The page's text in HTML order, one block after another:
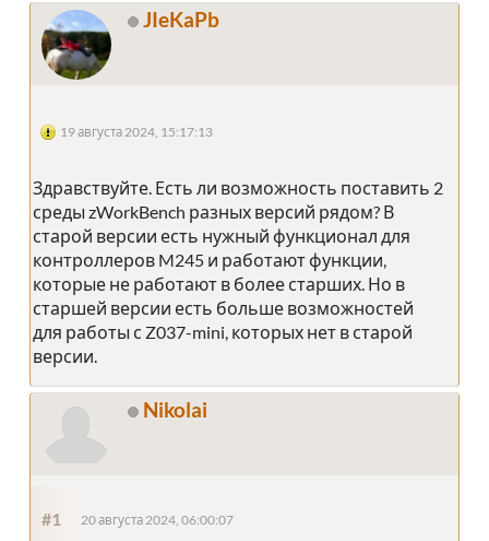
JIeKaPb
19 августа 2024, 15:17:13
Здравствуйте. Есть ли возможность поставить 2
среды zWorkBench разных версий рядом? В
старой версии есть нужный функционал для
контроллеров M245 и работают функции,
которые не работают в более старших. Но в
старшей версии есть больше возможностей
для работы с Z037-mini, которых нет в старой
версии.
Nikolai
#1 20 августа 2024, 06:00:07